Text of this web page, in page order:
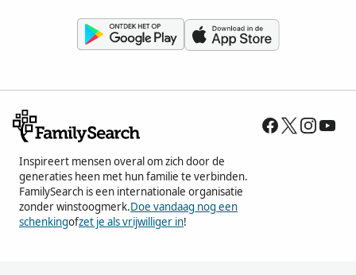
Inspireert mensen overal om zich door de
generaties heen met hun familie te verbinden.
FamilySearch is een internationale organisatie
zonder winstoogmerk.Doe vandaag nog een
schenkingofzet je als vrijwilliger in!